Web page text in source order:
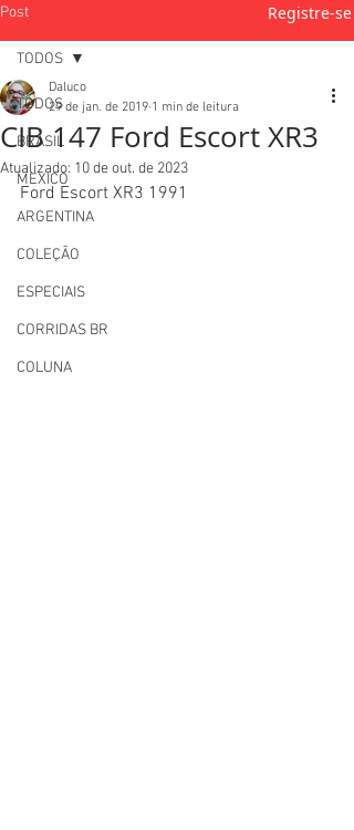
Post Registre-se
TODOS
BRASIL
MEXICO
ARGENTINA
COLEÇÃO
ESPECIAIS
CORRIDAS BR
COLUNA
TODOS
CIB 147 Ford Escort XR3
Daluco
29 de jan. de 2019 1 min de leitura
Atualizado: 10 de out. de 2023
Ford Escort XR3 1991